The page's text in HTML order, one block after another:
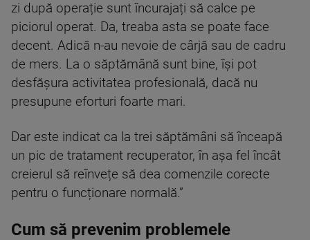
zi după operație sunt încurajați să calce pe
piciorul operat. Da, treaba asta se poate face
decent. Adică n-au nevoie de cârjă sau de cadru
de mers. La o săptămână sunt bine, își pot
desfășura activitatea profesională, dacă nu
presupune eforturi foarte mari.
Dar este indicat ca la trei săptămâni să înceapă
un pic de tratament recuperator, în așa fel încât
creierul să reînvețe să dea comenzile corecte
pentru o funcționare normală.”
Cum să prevenim problemele